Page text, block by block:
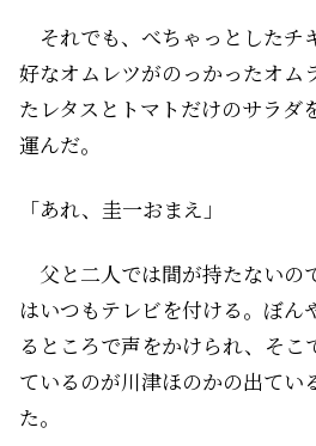
それでも、べちゃっとしたチ
好なオムレツがのっかったオム
たレタスとトマトだけのサラダ
運んだ。
「あれ、圭一おまえ」
父と二人では間が持たないの
はいつもテレビを付ける。ぼん
るところで声をかけられ、そこ
ているのが川津ほのかの出てい
た。